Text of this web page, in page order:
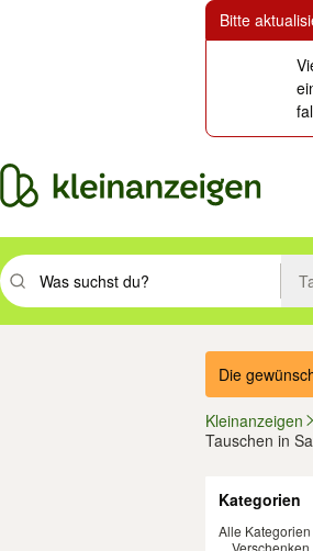
Bitte
Suchbegriff eingeben. Eingabetaste
Die
Kleinanzeigen
Tauschen in
Kategorien
Alle Kategorien
Verschenken